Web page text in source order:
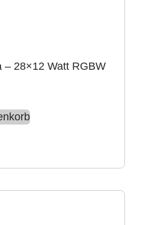
– 28×12 Watt RGBW